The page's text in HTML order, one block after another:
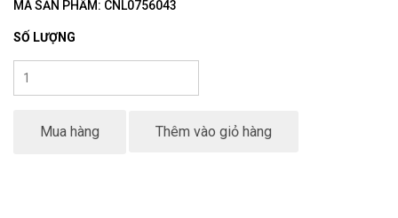
MÃ SẢN PHẨM: CNL0756043
SỐ LƯỢNG
Mua hàng Thêm vào giỏ hàng